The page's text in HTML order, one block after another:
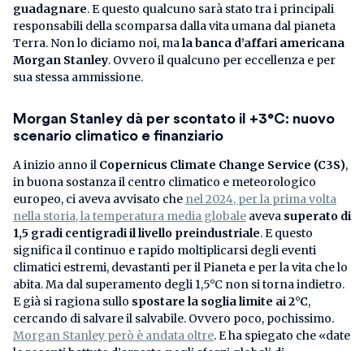
guadagnare. E questo qualcuno sarà stato tra i principali
responsabili della scomparsa dalla vita umana dal pianeta
Terra. Non lo diciamo noi, mala banca d’affari americana
Morgan Stanley. Ovvero il qualcuno per eccellenza e per
sua stessa ammissione.
Morgan Stanley dà per scontato il +3°C: nuovo
scenario climatico e finanziario
A inizio anno il Copernicus Climate Change Service (C3S),
in buona sostanza il centro climatico e meteorologico
europeo, ci aveva avvisato che nel 2024, per la prima volta
nella storia, la temperatura media globale aveva superato di
1,5 gradi centigradi il livello preindustriale. E questo
significa il continuo e rapido moltiplicarsi degli eventi
climatici estremi, devastanti per il Pianeta e per la vita che lo
abita. Ma dal superamento degli 1,5°C non si torna indietro.
E già si ragiona sullo spostare la soglia limite ai 2°C,
cercando di salvare il salvabile. Ovvero poco, pochissimo.
Morgan Stanley però è andata oltre. E ha spiegato che «date